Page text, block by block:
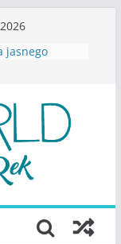
jasnego
– Zanim
O